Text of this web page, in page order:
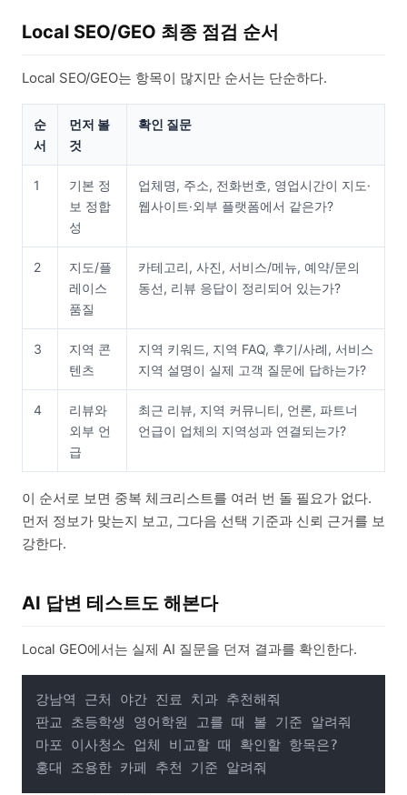
Local SEO/GEO 최종 점검 순서
Local SEO/GEO는 항목이 많지만 순서는 단순하다.
순
서
먼저 볼
것
확인 질문
1
기본 정
보 정합
성
업체명, 주소, 전화번호, 영업시간이 지도·
웹사이트·외부 플랫폼에서 같은가?
2
지도/플
레이스
품질
카테고리, 사진, 서비스/메뉴, 예약/문의
동선, 리뷰 응답이 정리되어 있는가?
3
지역 콘
텐츠
지역 키워드, 지역 FAQ, 후기/사례, 서비스
지역 설명이 실제 고객 질문에 답하는가?
4
리뷰와
외부 언
급
최근 리뷰, 지역 커뮤니티, 언론, 파트너
언급이 업체의 지역성과 연결되는가?
이 순서로 보면 중복 체크리스트를 여러 번 돌 필요가 없다.
먼저 정보가 맞는지 보고, 그다음 선택 기준과 신뢰 근거를 보
강한다.
AI 답변 테스트도 해본다
Local GEO에서는 실제 AI 질문을 던져 결과를 확인한다.
강남역 근처 야간 진료 치과 추천해줘
판교 초등학생 영어학원 고를 때 볼 기준 알려줘
마포 이사청소 업체 비교할 때 확인할 항목은?